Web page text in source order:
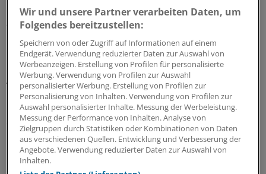
Insgesamt waren bis zum Studienende 273 Todesfälle
aufgetreten, davon waren allerdings 200 nicht
kardiovaskulär bedingt. 193 Teilnehmer hatten ein
kardiovaskuläres Ereignis erlitten.
Auffällig war der Zusammenhang zwischen Fitnessgrad
und linkem Ventrikel (LV): Wer sich auf dem
Fahrradergometer besser schlug, hatte 25 Jahre später
einen signifikant niedrigeren LV-Masse-Index und eine
bessere linksventrikuläre Funktion im Herzecho (Global
Longitudinal Strain).
Wir und unsere Partner verarbeiten Daten, um
Folgendes bereitzustellen:
Speichern von oder Zugriff auf Informationen auf einem
Endgerät. Verwendung reduzierter Daten zur Auswahl von
Werbeanzeigen. Erstellung von Profilen für personalisierte
Werbung. Verwendung von Profilen zur Auswahl
personalisierter Werbung. Erstellung von Profilen zur
Personalisierung von Inhalten. Verwendung von Profilen zur
Auswahl personalisierter Inhalte. Messung der Werbeleistung.
Messung der Performance von Inhalten. Analyse von
Zielgruppen durch Statistiken oder Kombinationen von Daten
aus verschiedenen Quellen. Entwicklung und Verbesserung der
Angebote. Verwendung reduzierter Daten zur Auswahl von
Inhalten.